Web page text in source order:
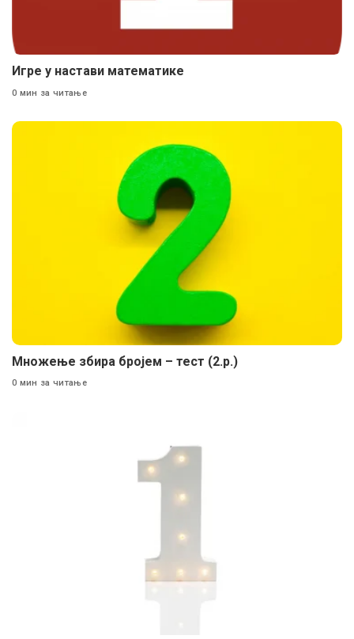
Игре у настави математике
0 мин за читање
Множење збира бројем – тест (2.р.)
0 мин за читање